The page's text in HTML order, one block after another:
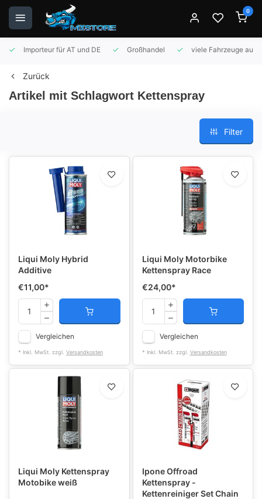
0
Importeur für AT und DE Großhandel viele Fahrzeuge auf
Zurück
Artikel mit Schlagwort Kettenspray
Filter
Liqui Moly Hybrid
Additive
€11,00*
Vergleichen
* Inkl. MwSt. zzgl. Versandkosten
Liqui Moly Motor­bike
Ket­ten­spray Race
€24,00*
Vergleichen
* Inkl. MwSt. zzgl. Versandkosten
Liqui Moly Kettenspray
Motobike weiß
Ipone Offroad
Kettenspray -
Kettenreiniger Set Chain